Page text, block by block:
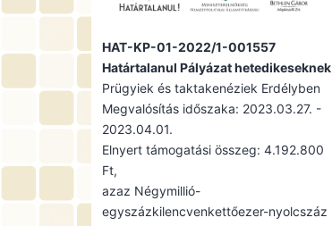
HAT-KP-01-2022/1-001557
Határtalanul Pályázat hetedikeseknek
Prügyiek és taktakenéziek Erdélyben
Megvalósítás időszaka: 2023.03.27. -
2023.04.01.
Elnyert támogatási összeg: 4.192.800
Ft,
azaz Négymillió-
egyszázkilencvenkettőezer-nyolcszáz